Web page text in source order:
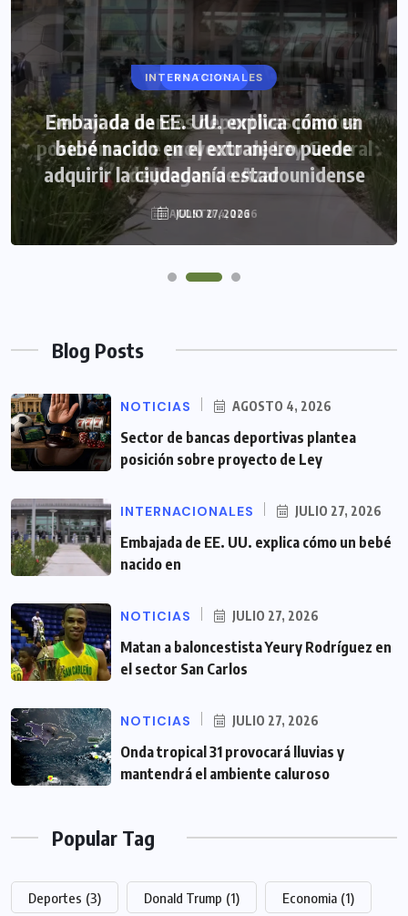
INTERNACIONALES
Embajada de EE. UU. explica cómo un
bebé nacido en el extranjero puede
adquirir la ciudadanía estadounidense
JULIO 27, 2026
Blog Posts
NOTICIAS AGOSTO 4, 2026
Sector de bancas deportivas plantea
posición sobre proyecto de Ley
INTERNACIONALES JULIO 27, 2026
Embajada de EE. UU. explica cómo un bebé
nacido en
NOTICIAS JULIO 27, 2026
Matan a baloncestista Yeury Rodríguez en
el sector San Carlos
NOTICIAS JULIO 27, 2026
Onda tropical 31 provocará lluvias y
mantendrá el ambiente caluroso
Popular Tag
Deportes (3) Donald Trump (1) Economia (1)